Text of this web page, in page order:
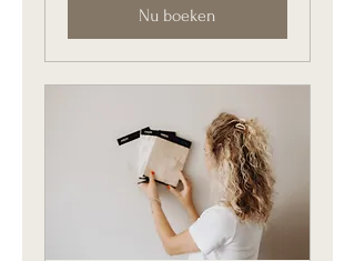
Nu boeken